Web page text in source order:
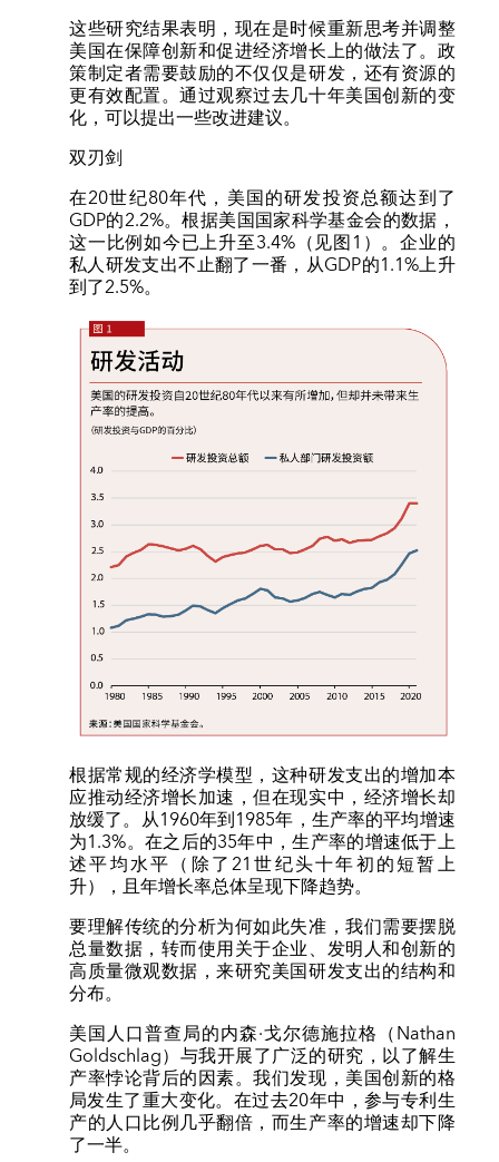
这些研究结果表明，现在是时候重新思考并调整
美国在保障创新和促进经济增长上的做法了。政
策制定者需要鼓励的不仅仅是研发，还有资源的
更有效配置。通过观察过去几十年美国创新的变
化，可以提出一些改进建议。
双刃剑
在20世纪80年代，美国的研发投资总额达到了
GDP的2.2%。根据美国国家科学基金会的数据，
这一比例如今已上升至3.4%（见图1）。企业的
私人研发支出不止翻了一番，从GDP的1.1%上升
到了2.5%。
根据常规的经济学模型，这种研发支出的增加本
应推动经济增长加速，但在现实中，经济增长却
放缓了。从1960年到1985年，生产率的平均增速
为1.3%。在之后的35年中，生产率的增速低于上
述平均水平（除了21世纪头十年初的短暂上
升），且年增长率总体呈现下降趋势。
要理解传统的分析为何如此失准，我们需要摆脱
总量数据，转而使用关于企业、发明人和创新的
高质量微观数据，来研究美国研发支出的结构和
分布。
美国人口普查局的内森·戈尔德施拉格（Nathan
Goldschlag）与我开展了广泛的研究，以了解生
产率悖论背后的因素。我们发现，美国创新的格
局发生了重大变化。在过去20年中，参与专利生
产的人口比例几乎翻倍，而生产率的增速却下降
了一半。